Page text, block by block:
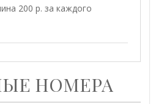
200 р. за каждого
НОМЕРА